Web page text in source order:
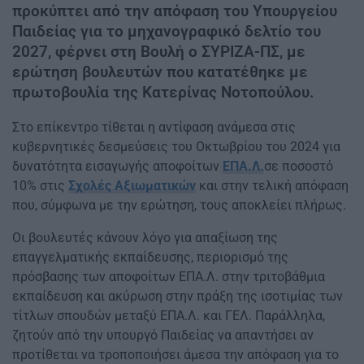
προκύπτει από την απόφαση του Υπουργείου
Παιδείας για το μηχανογραφικό δελτίο του
2027, φέρνει στη Βουλή ο ΣΥΡΙΖΑ-ΠΣ, με
ερώτηση βουλευτών που κατατέθηκε με
πρωτοβουλία της Κατερίνας Νοτοπούλου.
Στο επίκεντρο τίθεται η αντίφαση ανάμεσα στις
κυβερνητικές δεσμεύσεις του Οκτωβρίου του 2024 για
δυνατότητα εισαγωγής αποφοίτων ΕΠΑ.Λ.σε ποσοστό
10% στις Σχολές Αξιωματικών και στην τελική απόφαση
που, σύμφωνα με την ερώτηση, τους αποκλείει πλήρως.
Οι βουλευτές κάνουν λόγο για απαξίωση της
επαγγελματικής εκπαίδευσης, περιορισμό της
πρόσβασης των αποφοίτων ΕΠΑ.Λ. στην τριτοβάθμια
εκπαίδευση και ακύρωση στην πράξη της ισοτιμίας των
τίτλων σπουδών μεταξύ ΕΠΑ.Λ. και ΓΕΛ. Παράλληλα,
ζητούν από την υπουργό Παιδείας να απαντήσει αν
προτίθεται να τροποποιήσει άμεσα την απόφαση για το